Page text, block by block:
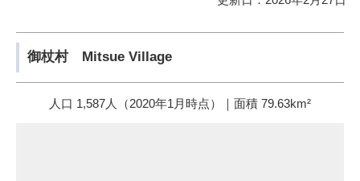
御杖村 Mitsue Village
人口 1,587人（2020年1月時点）｜面積 79.63km²